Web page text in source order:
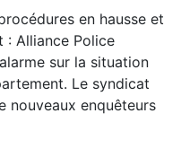
en hausse et
: Alliance Police
sur la situation
Le syndicat
nouveaux enquêteurs